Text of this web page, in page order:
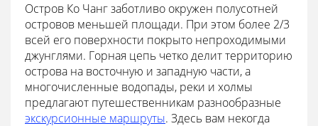
Остров Ко Чанг заботливо окружен полусотней
островов меньшей площади. При этом более 2/3
всей его поверхности покрыто непроходимыми
джунглями. Горная цепь четко делит территорию
острова на восточную и западную части, а
многочисленные водопады, реки и холмы
предлагают путешественникам разнообразные
экскурсионные маршруты. Здесь вам некогда